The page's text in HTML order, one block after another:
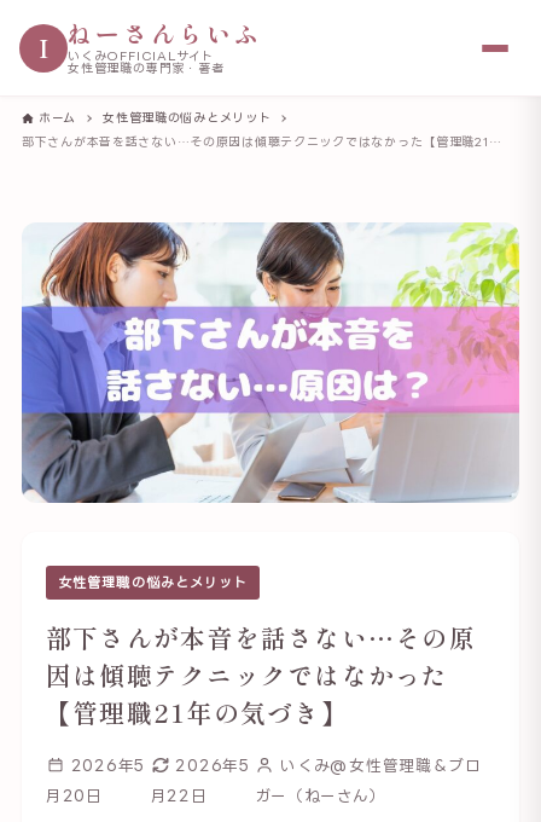
I ねーさんらいふ
いくみOFFICIALサイト
女性管理職の専門家・著者
ホーム
女性管理職の悩みとメリット
部下さんが本音を話さない…その原因は傾聴テクニックではなかった【管理職21年の気づき】
女性管理職の悩みとメリット
部下さんが本音を話さない…その原
因は傾聴テクニックではなかった
【管理職21年の気づき】
2026年5
月20日
2026年5
月22日
いくみ@女性管理職＆ブロ
ガー（ねーさん）